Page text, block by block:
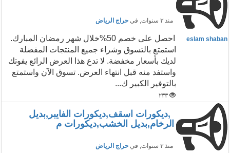
منذ ٣ سنوات , في حراج الرياض
eslam shaban
احصل على خصم 50%خلال شهر رمضان المبارك.
استمتع بالتسوق وشراء جميع المنتجات المفضلة
لديك بأسعار مخفضة. لا تدع هذا العرض الرائع يفوتك
واستفد منه قبل انتهاء العرض. تسوق الآن واستمتع
بالتوفير الكبير ك...
٢٣٣
,ديكورات اسقف,ديكورات الفايبر,بديل
الرخام,بديل الخشب,ديكورات م
منذ ٣ سنوات , في حراج الرياض